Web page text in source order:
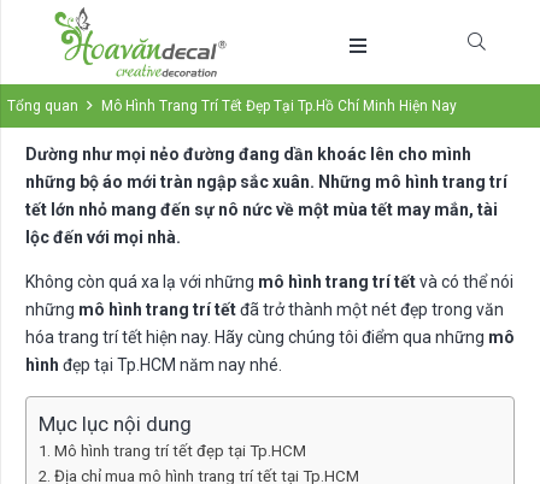
Tổng quan Mô Hình Trang Trí Tết Đẹp Tại Tp.Hồ Chí Minh Hiện Nay
Dường như mọi nẻo đường đang dần khoác lên cho mình
những bộ áo mới tràn ngập sắc xuân. Những mô hình trang trí
tết lớn nhỏ mang đến sự nô nức về một mùa tết may mắn, tài
lộc đến với mọi nhà.
Không còn quá xa lạ với những mô hình trang trí tếtvà có thể nói
những mô hình trang trí tếtđã trở thành một nét đẹp trong văn
hóa trang trí tết hiện nay. Hãy cùng chúng tôi điểm qua những mô
hình đẹp tại Tp.HCM năm nay nhé.
Mục lục nội dung
Mô hình trang trí tết đẹp tại Tp.HCM
Địa chỉ mua mô hình trang trí tết tại Tp.HCM